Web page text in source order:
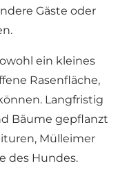
Gäste oder
ein kleines
Rasenfläche,
Langfristig
Bäume gepflanzt
Mülleimer
des Hundes.